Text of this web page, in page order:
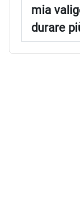
mia
durare